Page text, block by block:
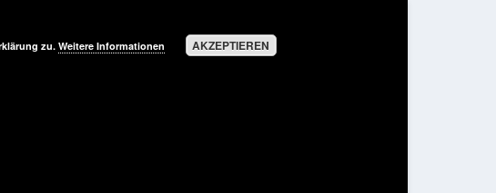
zu. Weitere Informationen AKZEPTIEREN